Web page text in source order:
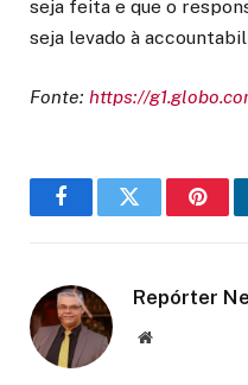
seja feita e que o
seja levado à
Fonte: https://
FacebookTwitter
Repórter
Website